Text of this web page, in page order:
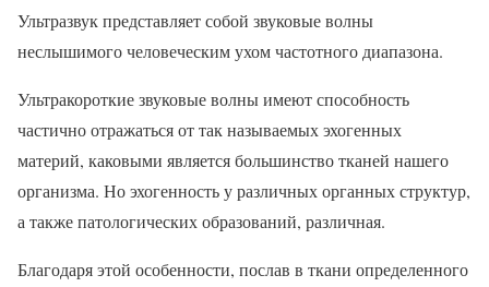
Ультразвук представляет собой звуковые волны
неслышимого человеческим ухом частотного диапазона.
Ультракороткие звуковые волны имеют способность
частично отражаться от так называемых эхогенных
материй, каковыми является большинство тканей нашего
организма. Но эхогенность у различных органных структур,
а также патологических образований, различная.
Благодаря этой особенности, послав в ткани определенного